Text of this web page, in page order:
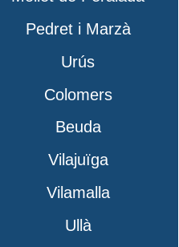
Pedret i Marzà
Urús
Colomers
Beuda
Vilajuïga
Vilamalla
Ullà